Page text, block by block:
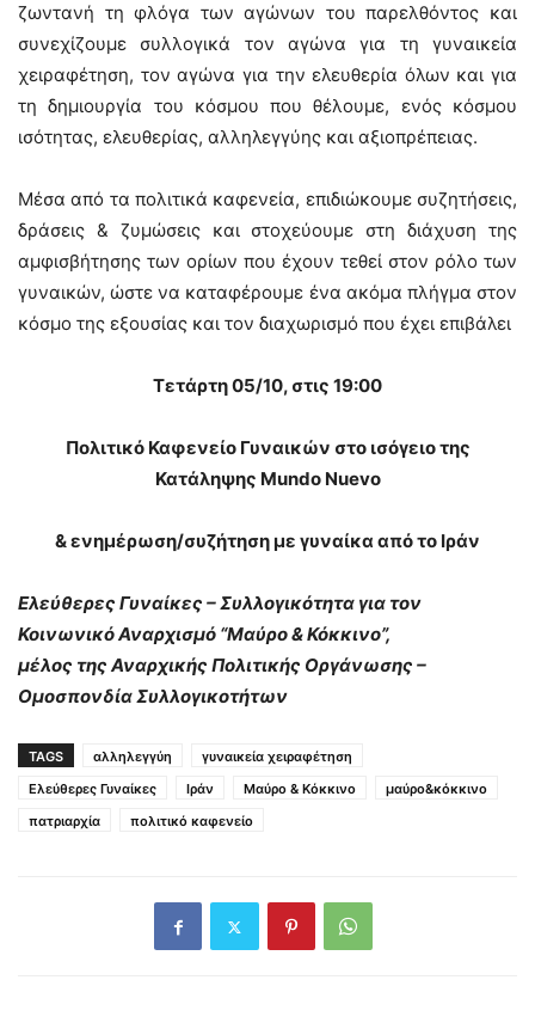
ζωντανή τη φλόγα των αγώνων του παρελθόντος και
συνεχίζουμε συλλογικά τον αγώνα για τη γυναικεία
χειραφέτηση, τον αγώνα για την ελευθερία όλων και για
τη δημιουργία του κόσμου που θέλουμε, ενός κόσμου
ισότητας, ελευθερίας, αλληλεγγύης και αξιοπρέπειας.
Mέσα από τα πολιτικά καφενεία, επιδιώκουμε συζητήσεις,
δράσεις & ζυμώσεις και στοχεύουμε στη διάχυση της
αμφισβήτησης των ορίων που έχουν τεθεί στον ρόλο των
γυναικών, ώστε να καταφέρουμε ένα ακόμα πλήγμα στον
κόσμο της εξουσίας και τον διαχωρισμό που έχει επιβάλει
Τετάρτη 05/10, στις 19:00
Πολιτικό Καφενείο Γυναικών στο ισόγειο της
Κατάληψης Mundo Nuevo
& ενημέρωση/συζήτηση με γυναίκα από το Ιράν
Ελεύθερες Γυναίκες – Συλλογικότητα για τον
Κοινωνικό Αναρχισμό “Μαύρο & Κόκκινο”,
μέλος της Αναρχικής Πολιτικής Οργάνωσης –
Ομοσπονδία Συλλογικοτήτων
TAGS αλληλεγγύη
γυναικεία χειραφέτηση
Ελεύθερες Γυναίκες
Ιράν Μαύρο & Κόκκινο
μαύρο&κόκκινο
πατριαρχία
πολιτικό καφενείο